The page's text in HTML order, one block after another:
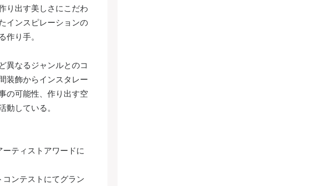
り出す美しさにこだわ
インスピレーションの
り手。
異なるジャンルとのコ
装飾からインスタレー
の可能性、作り出す空
している。
ティストアワードに
ンテストにてグラン